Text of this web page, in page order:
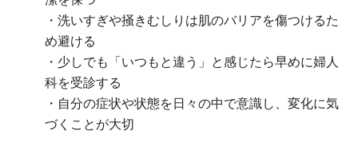
・洗いすぎや掻きむしりは肌のバリアを傷つけるた
め避ける
・少しでも「いつもと違う」と感じたら早めに婦人
科を受診する
・自分の症状や状態を日々の中で意識し、変化に気
づくことが大切